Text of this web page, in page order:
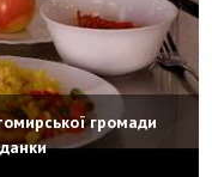
громади